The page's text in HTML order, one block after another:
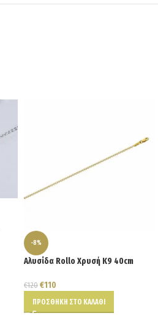
-8%
Αλυσίδα Rollo Χρυσή Κ9 40cm
€120 €110
ΠΡΟΣΘΉΚΗ ΣΤΟ ΚΑΛΆΘΙ